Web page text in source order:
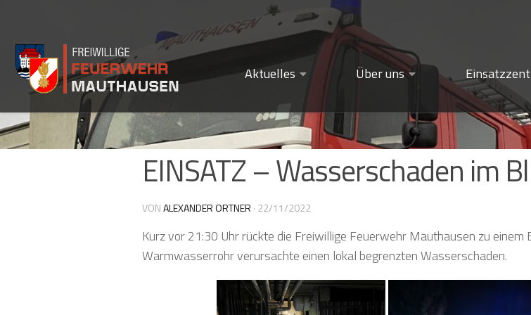
Aktuelles Über uns
EINSATZ – Wasserschaden im
VONALEXANDER ORTNER · 22/11/2022
Kurz vor 21:30 Uhr rückte die Freiwillige Feuerwehr Mauthausen zu
Warmwasserrohr verursachte einen lokal begrenzten Wasserschaden.